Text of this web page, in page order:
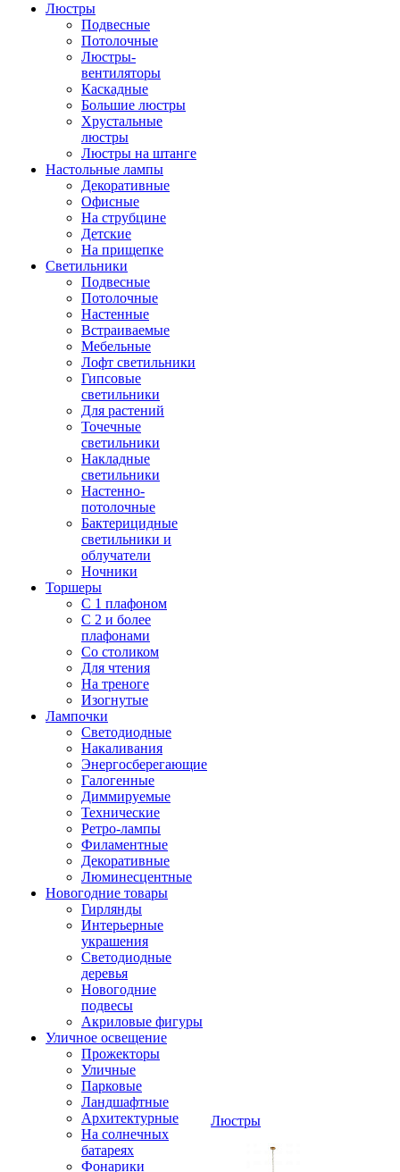
Люстры
Подвесные
Потолочные
Люстры-
вентиляторы
Каскадные
Большие люстры
Хрустальные
люстры
Люстры на штанге
Настольные лампы
Декоративные
Офисные
На струбцине
Детские
На прищепке
Светильники
Подвесные
Потолочные
Настенные
Встраиваемые
Мебельные
Лофт светильники
Гипсовые
светильники
Для растений
Точечные
светильники
Накладные
светильники
Настенно-
потолочные
Бактерицидные
светильники и
облучатели
Ночники
Торшеры
С 1 плафоном
С 2 и более
плафонами
Со столиком
Для чтения
На треноге
Изогнутые
Лампочки
Светодиодные
Накаливания
Энергосберегающие
Галогенные
Диммируемые
Технические
Ретро-лампы
Филаментные
Декоративные
Люминесцентные
Новогодние товары
Гирлянды
Интерьерные
украшения
Светодиодные
деревья
Новогодние
подвесы
Акриловые фигуры
Уличное освещение
Прожекторы
Уличные
Парковые
Ландшафтные
Архитектурные
На солнечных
батареях
Фонарики
Люстры